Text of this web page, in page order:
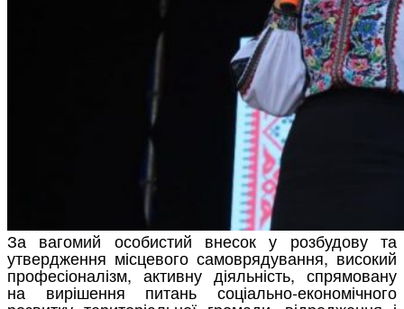
За вагомий особистий внесок у розбудову та
утвердження місцевого самоврядування, високий
професіоналізм, активну діяльність, спрямовану
на вирішення питань соціально-економічного